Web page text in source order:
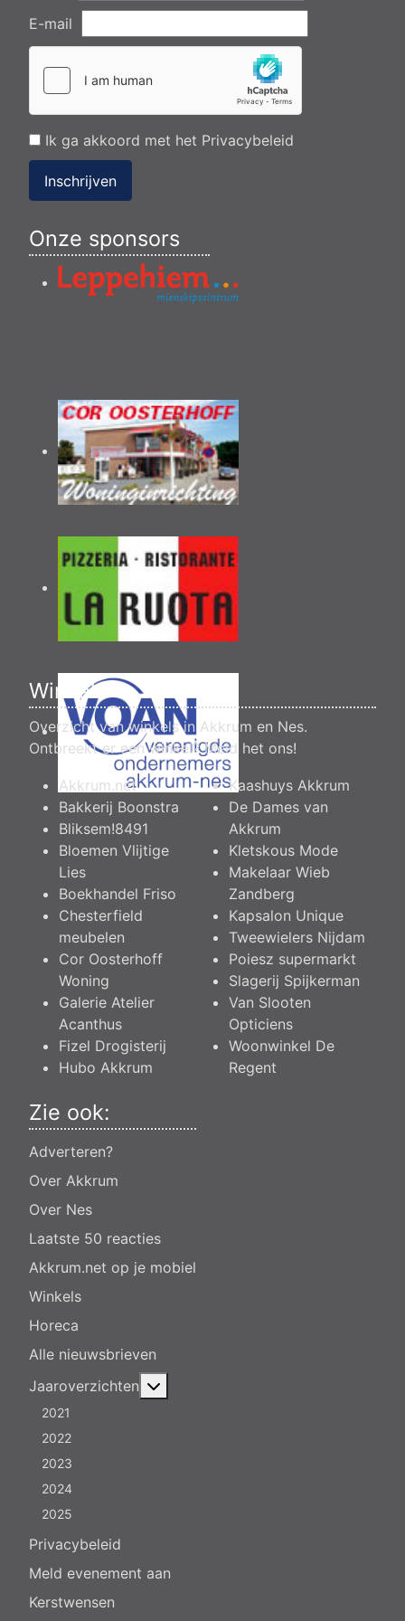
E-mail
Ik ga akkoord met het Privacybeleid
Inschrijven
Onze sponsors
Winkels
Overzicht van winkels in Akkrum en Nes.
Ontbreekt er een winkel?Meld het ons!
Akkrum.net
Bakkerij Boonstra
Bliksem!8491
Bloemen Vlijtige
Lies
Boekhandel Friso
Chesterfield
meubelen
Cor Oosterhoff
Woning
Galerie Atelier
Acanthus
Fizel Drogisterij
Hubo Akkrum
Kaashuys Akkrum
De Dames van
Akkrum
Kletskous Mode
Makelaar Wieb
Zandberg
Kapsalon Unique
Tweewielers Nijdam
Poiesz supermarkt
Slagerij Spijkerman
Van Slooten
Opticiens
Woonwinkel De
Regent
Zie ook:
Adverteren?
Over Akkrum
Over Nes
Laatste 50 reacties
Akkrum.net op je mobiel
Winkels
Horeca
Alle nieuwsbrieven
Jaaroverzichten
2021
2022
2023
2024
2025
Privacybeleid
Meld evenement aan
Kerstwensen